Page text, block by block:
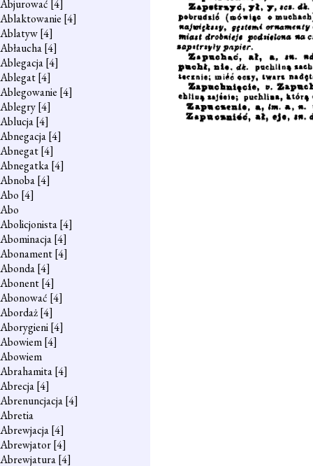
Abjurować [4]
Ablaktowanie [4]
Ablatyw[4]
Abłaucha[4]
Ablegacja[4]
Ablegat[4]
Ablegowanie [4]
Ablegry[4]
Ablucja[4]
Abnegacja[4]
Abnegat[4]
Abnegatka[4]
Abnoba[4]
Abo [4]
Abo
Abolicjonista[4]
Abominacja[4]
Abonament[4]
Abonda[4]
Abonent[4]
Abonować [4]
Abordaż[4]
Aborygieni[4]
Abowiem[4]
Abowiem
Abrahamita[4]
Abrecja[4]
Abrenuncjacja[4]
Abretia
Abrewjacja[4]
Abrewjator[4]
Abrewjatura[4]